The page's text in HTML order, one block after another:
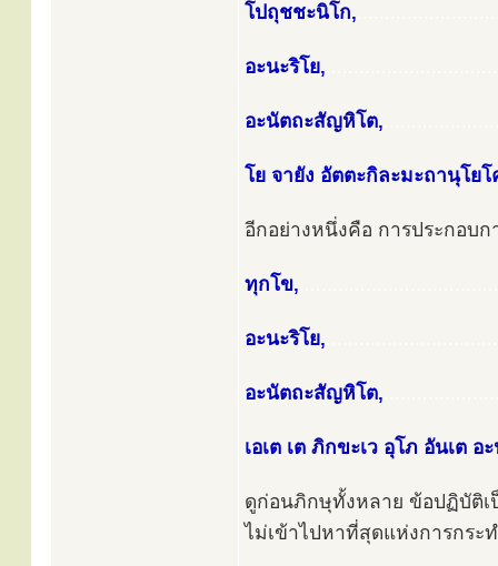
โปถุชชะนิโก,
อะนะริโย,
อะนัตถะสัญหิโต,
โย จายัง อัตตะกิละมะถานุโยโ
อีกอย่างหนึ่งคือ การประกอบ
ทุกโข,
อะนะริโย,
อะนัตถะสัญหิโต,
เอเต เต ภิกขะเว อุโภ อันเต
ดูก่อนภิกษุทั้งหลาย ข้อปฏิบัติเ
ไม่เข้าไปหาที่สุดแห่งการกระ